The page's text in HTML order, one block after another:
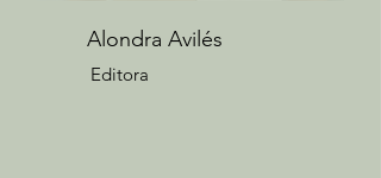
Alondra Avilés
Editora